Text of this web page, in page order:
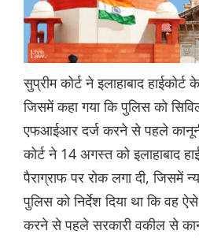
सुप्रीम कोर्ट ने इलाहाबाद
जिसमें कहा गया कि पुलिस को
एफआईआर दर्ज करने से पहले कानूनी
कोर्ट ने 14 अगस्त को इलाहाबाद
पैराग्राफ पर रोक लगा दी, जिसमें
पुलिस को निर्देश दिया था कि वह
करने से पहले सरकारी वकील से